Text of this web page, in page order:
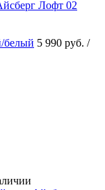
белый 5 990 руб. /